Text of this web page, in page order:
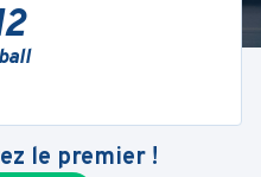
le premier !